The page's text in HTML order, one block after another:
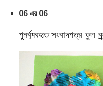
06 এর 06
পুনর্ব্যবহৃত সংবাদপত্র ফুল